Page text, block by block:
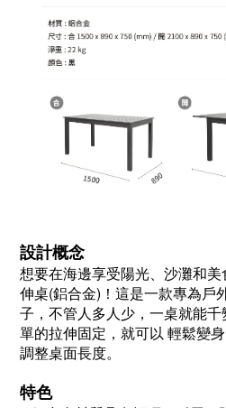
設計概念
想要在海邊享受陽光、沙灘和
伸桌(鋁合金)！這是一款專為戶
子，不管人多人少，一桌就能
單的拉伸固定，就可以 輕鬆變
調整桌面長度。
特色